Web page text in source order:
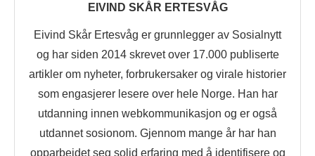
EIVIND SKÅR ERTESVÅG
Eivind Skår Ertesvåg er grunnlegger av Sosialnytt
og har siden 2014 skrevet over 17.000 publiserte
artikler om nyheter, forbrukersaker og virale historier
som engasjerer lesere over hele Norge. Han har
utdanning innen webkommunikasjon og er også
utdannet sosionom. Gjennom mange år har han
opparbeidet seg solid erfaring med å identifisere og